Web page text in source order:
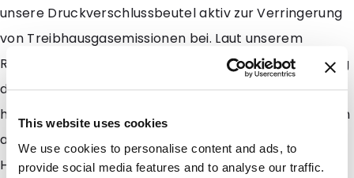
This website uses cookies
We use cookies to personalise content and ads, to
provide social media features and to analyse our traffic.
unsere Druckverschlussbeutel aktiv zur Verringerung
von Treibhausgasemissionen bei. Laut unserem
Rohstoffproduzenten, können Sie mit der Verwendung
dieser Druckverschlussbeutel im Vergleich zu
herkömmlichen Kunststoffbeuteln erhebliche Mengen
an CO2 einsparen. Die Zuckerrohr Pflanzen zur
Herstellung von einer Tonne PE nehmen bereits mehr